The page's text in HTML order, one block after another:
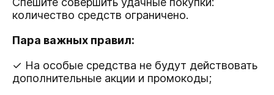
количество средств ограничено.
Пара важных правил:
✓ На особые средства не будут действовать
дополнительные акции и промокоды;